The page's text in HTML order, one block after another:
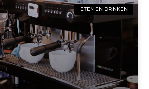
ETEN EN DRINKEN